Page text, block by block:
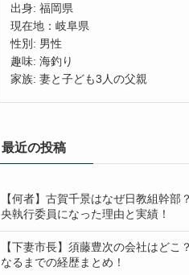
出身: 福岡県
現在地：岐阜県
性別: 男性
趣味: 海釣り
家族: 妻と子ども3人の父親
最近の投稿
【何者】古賀千景はなぜ日教組幹部
央執行委員になった理由と実績！
【下妻市長】須藤豊次の会社はどこ
なるまでの経歴まとめ！